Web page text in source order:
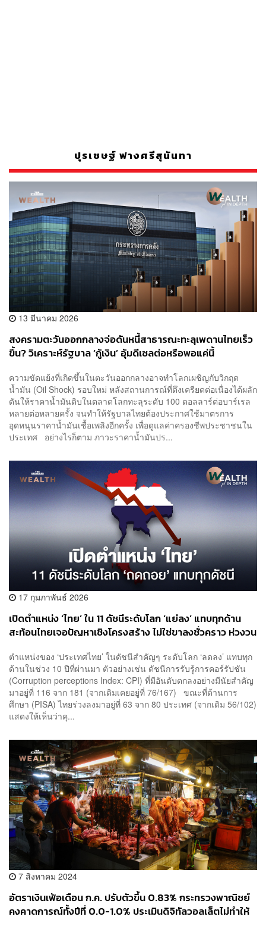
ปุรเชษฐ์ ฟางศรีสุนันทา
13 มีนาคม 2026
สงครามตะวันออกกลางจ่อดันหนี้สาธารณะทะลุเพดานไทยเร็ว
ขึ้น? วิเคราะห์รัฐบาล ‘กู้เงิน’ อุ้มดีเซลต่อหรือพอแค่นี้
ความขัดแย้งที่เกิดขึ้นในตะวันออกกลางอาจทำโลกเผชิญกับวิกฤต
น้ำมัน (Oil Shock) รอบใหม่ หลังสถานการณ์ที่ตึงเครียดต่อเนื่องได้ผลัก
ดันให้ราคาน้ำมันดิบในตลาดโลกทะลุระดับ 100 ดอลลาร์ต่อบาร์เรล
หลายต่อหลายครั้ง จนทำให้รัฐบาลไทยต้องประกาศใช้มาตรการ
อุดหนุนราคาน้ำมันเชื้อเพลิงอีกครั้ง เพื่อดูแลค่าครองชีพประชาชนใน
ประเทศ อย่างไรก็ตาม ภาวะราคาน้ำมันปร...
17 กุมภาพันธ์ 2026
เปิดตำแหน่ง ‘ไทย’ ใน 11 ดัชนีระดับโลก ‘แย่ลง’ แทบทุกด้าน
สะท้อนไทยเจอปัญหาเชิงโครงสร้าง ไม่ใช่ขาลงชั่วคราว ห่วงวน
ตำแหน่งของ ‘ประเทศไทย’ ในดัชนีสำคัญๆ ระดับโลก ‘ลดลง’ แทบทุก
ด้านในช่วง 10 ปีที่ผ่านมา ตัวอย่างเช่น ดัชนีการรับรู้การคอร์รัปชัน
(Corruption perceptions Index: CPI) ที่มีอันดับตกลงอย่างมีนัยสำคัญ
มาอยู่ที่ 116 จาก 181 (จากเดิมเคยอยู่ที่ 76/167) ขณะที่ด้านการ
ศึกษา (PISA) ไทยร่วงลงมาอยู่ที่ 63 จาก 80 ประเทศ (จากเดิม 56/102)
แสดงให้เห็นว่าคุ...
7 สิงหาคม 2024
อัตราเงินเฟ้อเดือน ก.ค. ปรับตัวขึ้น 0.83% กระทรวงพาณิชย์
คงคาดการณ์ทั้งปีที่ 0.0-1.0% ประเมินดิจิทัลวอลเล็ตไม่ทำให้